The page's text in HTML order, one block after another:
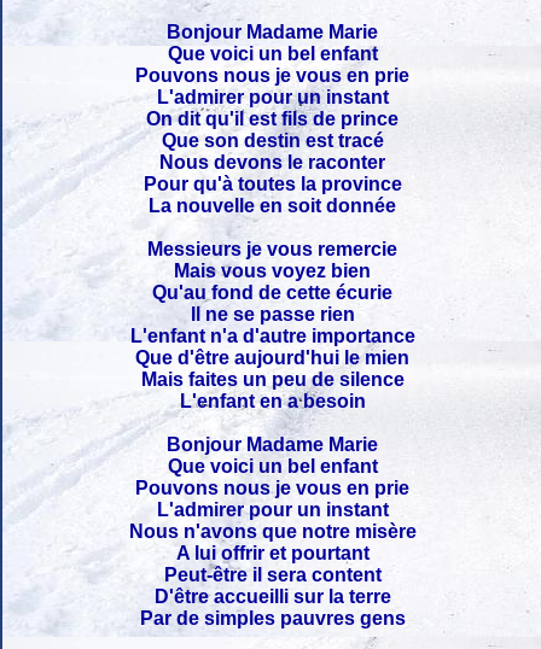
Bonjour Madame Marie
Que voici un bel enfant
Pouvons nous je vous en prie
L'admirer pour un instant
On dit qu'il est fils de prince
Que son destin est tracé
Nous devons le raconter
Pour qu'à toutes la province
La nouvelle en soit donnée
Messieurs je vous remercie
Mais vous voyez bien
Qu'au fond de cette écurie
Il ne se passe rien
L'enfant n'a d'autre importance
Que d'être aujourd'hui le mien
Mais faites un peu de silence
L'enfant en a besoin
Bonjour Madame Marie
Que voici un bel enfant
Pouvons nous je vous en prie
L'admirer pour un instant
Nous n'avons que notre misère
A lui offrir et pourtant
Peut-être il sera content
D'être accueilli sur la terre
Par de simples pauvres gens